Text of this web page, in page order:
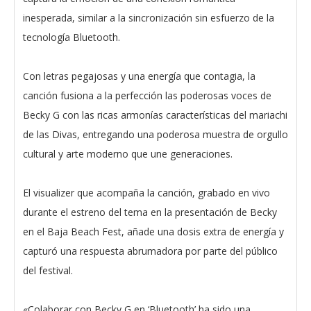
inesperada, similar a la sincronización sin esfuerzo de la
tecnología Bluetooth.
Con letras pegajosas y una energía que contagia, la
canción fusiona a la perfección las poderosas voces de
Becky G con las ricas armonías características del mariachi
de las Divas, entregando una poderosa muestra de orgullo
cultural y arte moderno que une generaciones.
El visualizer que acompaña la canción, grabado en vivo
durante el estreno del tema en la presentación de Becky
en el Baja Beach Fest, añade una dosis extra de energía y
capturó una respuesta abrumadora por parte del público
del festival.